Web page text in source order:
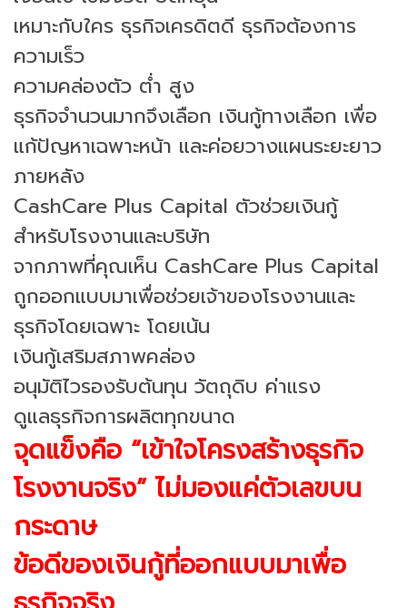
เหมาะกับใคร ธุรกิจเครดิตดี ธุรกิจต้องการ
ความเร็ว
ความคล่องตัว ต่ำ สูง
ธุรกิจจำนวนมากจึงเลือก เงินกู้ทางเลือก เพื่อ
แก้ปัญหาเฉพาะหน้า และค่อยวางแผนระยะยาว
ภายหลัง
CashCare Plus Capital ตัวช่วยเงินกู้
สำหรับโรงงานและบริษัท
จากภาพที่คุณเห็น CashCare Plus Capital
ถูกออกแบบมาเพื่อช่วยเจ้าของโรงงานและ
ธุรกิจโดยเฉพาะ โดยเน้น
เงินกู้เสริมสภาพคล่อง
อนุมัติไวรองรับต้นทุน วัตถุดิบ ค่าแรง
ดูแลธุรกิจการผลิตทุกขนาด
จุดแข็งคือ “เข้าใจโครงสร้างธุรกิจ
โรงงานจริง” ไม่มองแค่ตัวเลขบน
กระดาษ
ข้อดีของเงินกู้ที่ออกแบบมาเพื่อ